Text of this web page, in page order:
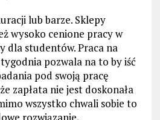
lub barze. Sklepy
wysoko cenione pracy w
dla studentów. Praca na
pozwala na to by iść
pod swoją pracę
zapłata nie jest doskonała
wszystko chwali sobie to